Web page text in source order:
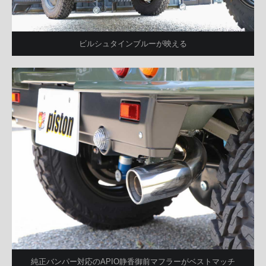
ビルシュタインブルーが映える
純正バンパー対応のAPIO静香御前マフラーがベストマッチ